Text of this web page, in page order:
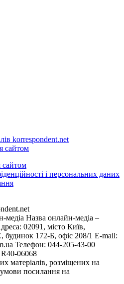
korrespondent.net
сайтом
сайтом
і персональних даних
медіа Назва онлайн-медіа –
02091, місто Київ,
172-Б, офіс 208/1 E-mail:
Телефон: 044-205-43-00
R40-06068
матеріалів, розміщених на
умови посилання на